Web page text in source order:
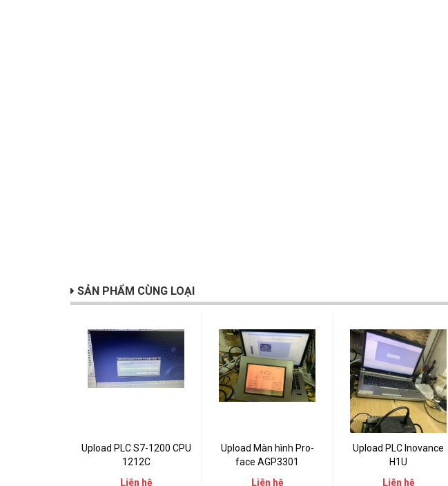
SẢN PHẨM CÙNG LOẠI
Upload PLC S7-1200 CPU
1212C
Liên hệ
Upload Màn hình Pro-
face AGP3301
Liên hệ
Upload PLC Inovance
H1U
Liên hệ